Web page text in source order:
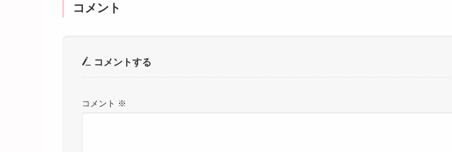
コメント
コメントする
コメント ※